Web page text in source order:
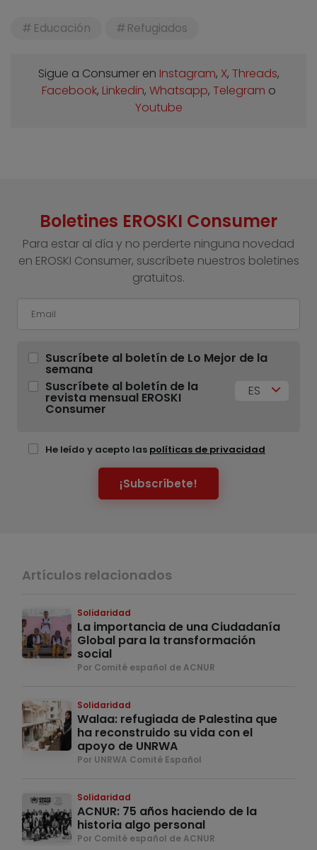
Educación Refugiados
Sigue a Consumer en Instagram, X, Threads,
Facebook, Linkedin, Whatsapp, Telegram o
Youtube
Boletines EROSKI Consumer
Para estar al día y no perderte ninguna novedad
en EROSKI Consumer, suscríbete nuestros boletines
gratuitos.
Suscríbete al boletín de Lo Mejor de la
semana
Suscríbete al boletín de la
revista mensual EROSKI
Consumer
ES
He leído y acepto las políticas de privacidad
¡Subscríbete!
Artículos relacionados
Solidaridad
La importancia de una Ciudadanía
Global para la transformación
social
Por Comité español de ACNUR
Solidaridad
Walaa: refugiada de Palestina que
ha reconstruido su vida con el
apoyo de UNRWA
Por UNRWA Comité Español
Solidaridad
ACNUR: 75 años haciendo de la
historia algo personal
Por Comité español de ACNUR